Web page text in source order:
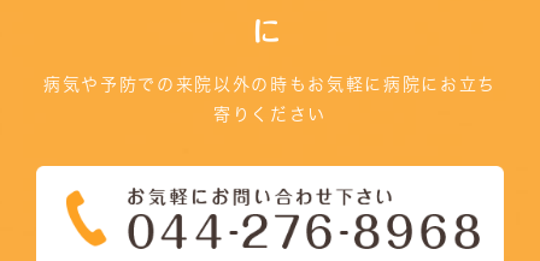
に
病気や予防での来院以外の時もお気軽に病院にお立ち
寄りください